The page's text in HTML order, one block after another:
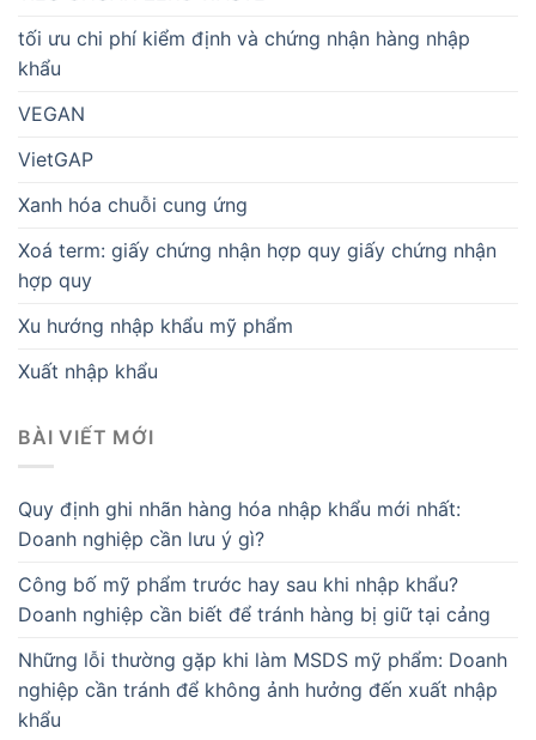
tối ưu chi phí kiểm định và chứng nhận hàng nhập
khẩu
VEGAN
VietGAP
Xanh hóa chuỗi cung ứng
Xoá term: giấy chứng nhận hợp quy giấy chứng nhận
hợp quy
Xu hướng nhập khẩu mỹ phẩm
Xuất nhập khẩu
BÀI VIẾT MỚI
Quy định ghi nhãn hàng hóa nhập khẩu mới nhất:
Doanh nghiệp cần lưu ý gì?
Công bố mỹ phẩm trước hay sau khi nhập khẩu?
Doanh nghiệp cần biết để tránh hàng bị giữ tại cảng
Những lỗi thường gặp khi làm MSDS mỹ phẩm: Doanh
nghiệp cần tránh để không ảnh hưởng đến xuất nhập
khẩu